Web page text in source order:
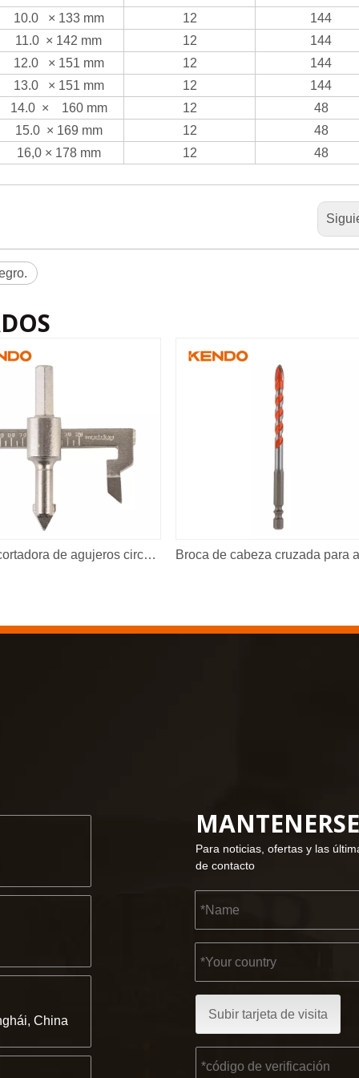
10.0
× 133 mm 12
144
11.0 × 142 mm 12
144
12.0
× 151 mm 12
144
13.0
× 151 mm 12
144
14.0 × 160 mm 12
48
15.0 × 169 mm 12
48
16,0 × 178 mm
12 48
Broca cortadora de agujeros circulares ajustable
China
Para noticias, ofertas y las
de contacto
Subir tarjeta de visita